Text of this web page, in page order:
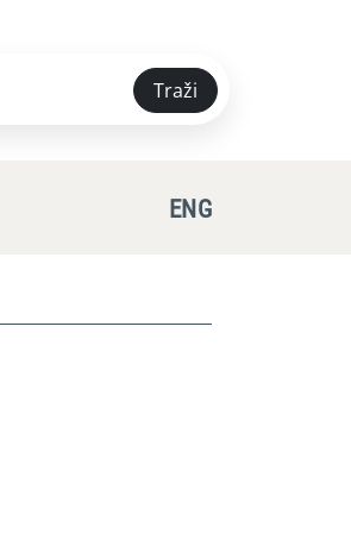
Traži
ENG